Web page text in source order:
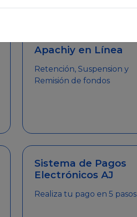
Apachiy en Línea
Retención, Suspension y
Remisión de fondos
Sistema de Pagos
Electrónicos AJ
Realiza tu pago en 5 pasos